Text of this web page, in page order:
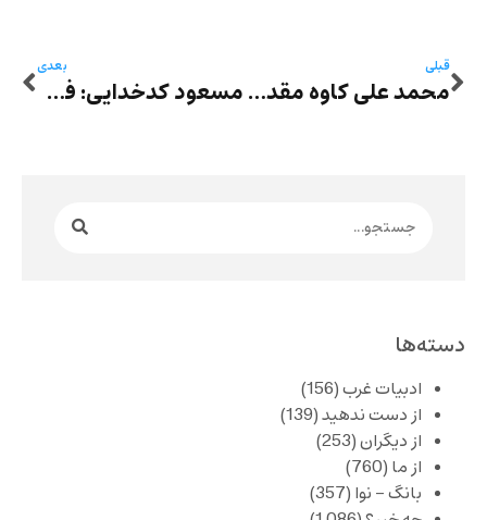
قبلی
محمد علی کاوه مقدم: پیاده‌روی آقای نویسنده
بعدی
مسعود کدخدایی: فریبا صدیقیم و احترام به جمله
دسته‌ها
ادبیات غرب(156)
از دست ندهید(139)
از دیگران(253)
از ما (760)
بانگ – نوا (357)